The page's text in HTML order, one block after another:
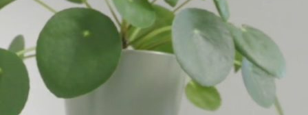
NL DE EN ES FR